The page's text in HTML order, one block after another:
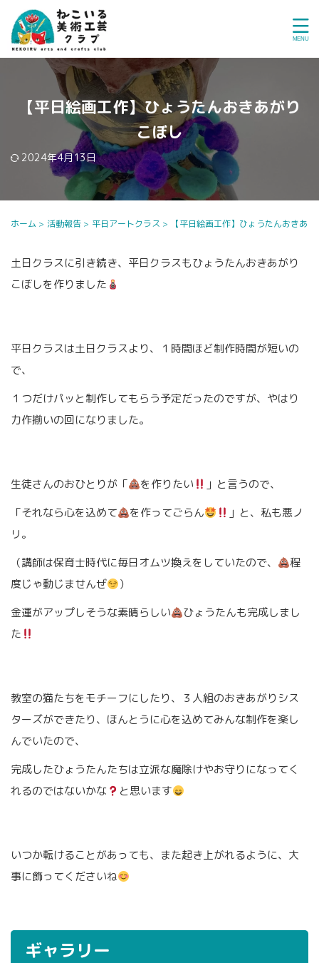
【平日絵画工作】ひょうたんおきあがり
こぼし
2024年4月13日
ホーム > 活動報告 > 平日アートクラス > 【平日絵画工作】ひょうたんおきあ
土日クラスに引き続き、平日クラスもひょうたんおきあがり
こぼしを作りました
平日クラスは土日クラスより、１時間ほど制作時間が短いの
で、
１つだけパッと制作してもらう予定だったのですが、やはり
力作揃いの回になりました。
生徒さんのおひとりが「 を作りたい
」と言うので、
「それなら心を込めて
を作ってごらん
」と、私も悪ノ
リ。
（講師は保育士時代に毎日オムツ換えをしていたので、
程
度じゃ動じませんぜ
）
金運がアップしそうな素晴らしい
ひょうたんも完成しまし
た
教室の猫たちをモチーフにしたり、３人組のおきあがりシス
ターズができたり、ほんとうに心を込めてみんな制作を楽し
んでいたので、
完成したひょうたんたちは立派な魔除けやお守りになってく
れるのではないかな
と思います
いつか転けることがあっても、また起き上がれるように、大
事に飾ってくださいね
ギャラリー